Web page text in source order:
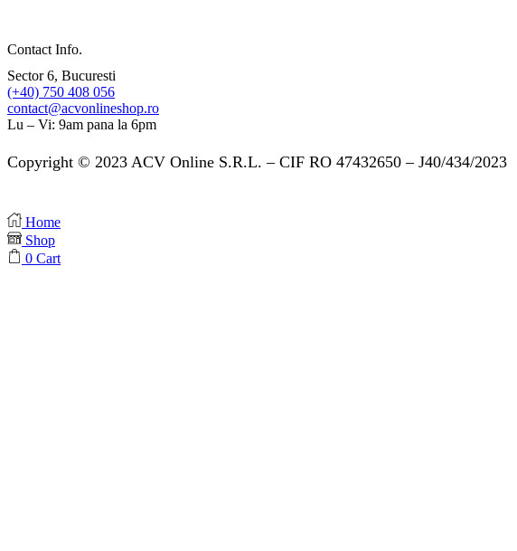
Contact Info.
Sector 6, Bucuresti
(+40) 750 408 056
contact@acvonlineshop.ro
Lu – Vi: 9am pana la 6pm
Copyright © 2023 ACV Online S.R.L. – CIF RO 47432650 – J40/434/2023
Home
Shop
0 Cart